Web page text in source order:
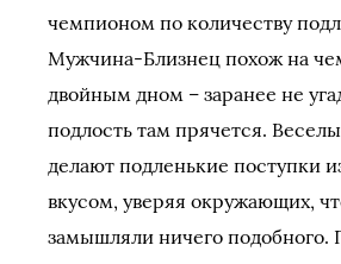
чемпионом по количеству
Мужчина-Близнец похож на
двойным дном – заранее не
подлость там прячется.
делают подленькие поступки
вкусом, уверяя окружающих,
замышляли ничего подобного.